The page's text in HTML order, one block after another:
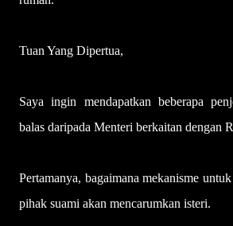
Tuan Yang Dipertua,
Saya ingin mendapatkan beberapa
balas daripada Menteri berkaitan dengan
Pertamanya, bagaimana mekanisme
pihak suami akan mencarumkan isteri.